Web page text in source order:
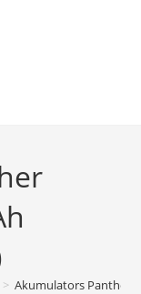
> Akumulators Panther